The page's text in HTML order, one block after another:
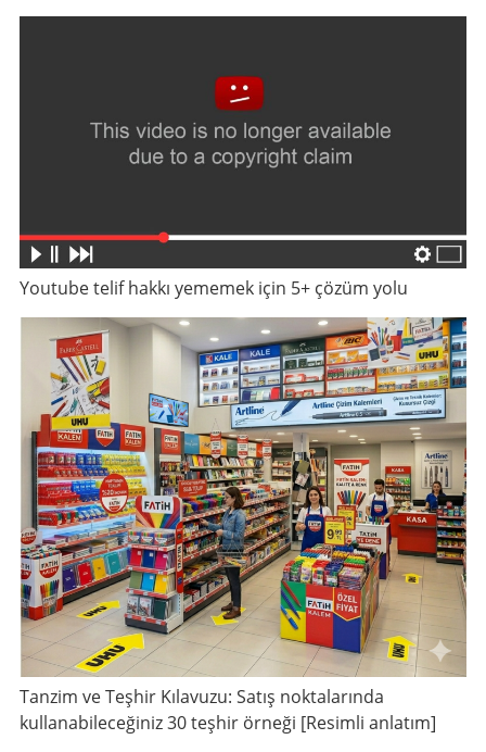
Youtube telif hakkı yememek için 5+ çözüm yolu
Tanzim ve Teşhir Kılavuzu: Satış noktalarında
kullanabileceğiniz 30 teşhir örneği [Resimli anlatım]